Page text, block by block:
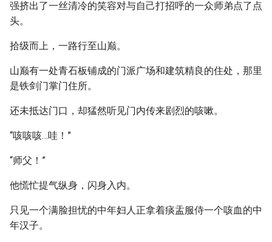
强挤出了一丝清冷的笑容对与自己打招呼的一众师弟点了点
头。
拾级而上，一路行至山巅。
山巅有一处青石板铺成的门派广场和建筑精良的住处，那里
是铁剑门掌门住所。
还未抵达门口，却猛然听见门内传来剧烈的咳嗽。
“咳咳咳…哇！”
“师父！”
他慌忙提气纵身，闪身入内。
只见一个满脸担忧的中年妇人正拿着痰盂服侍一个咳血的中
年汉子。